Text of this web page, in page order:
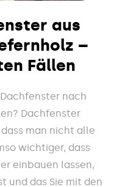
aus
–
Fällen
nach
Dachfenster
man nicht alle
wichtiger, dass
einbauen lassen,
und das Sie mit den